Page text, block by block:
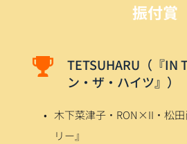
振付賞
TETSUHARU（『IN
ン・ザ・ハイツ』）
木下菜津子・RON×II・松田
リー』